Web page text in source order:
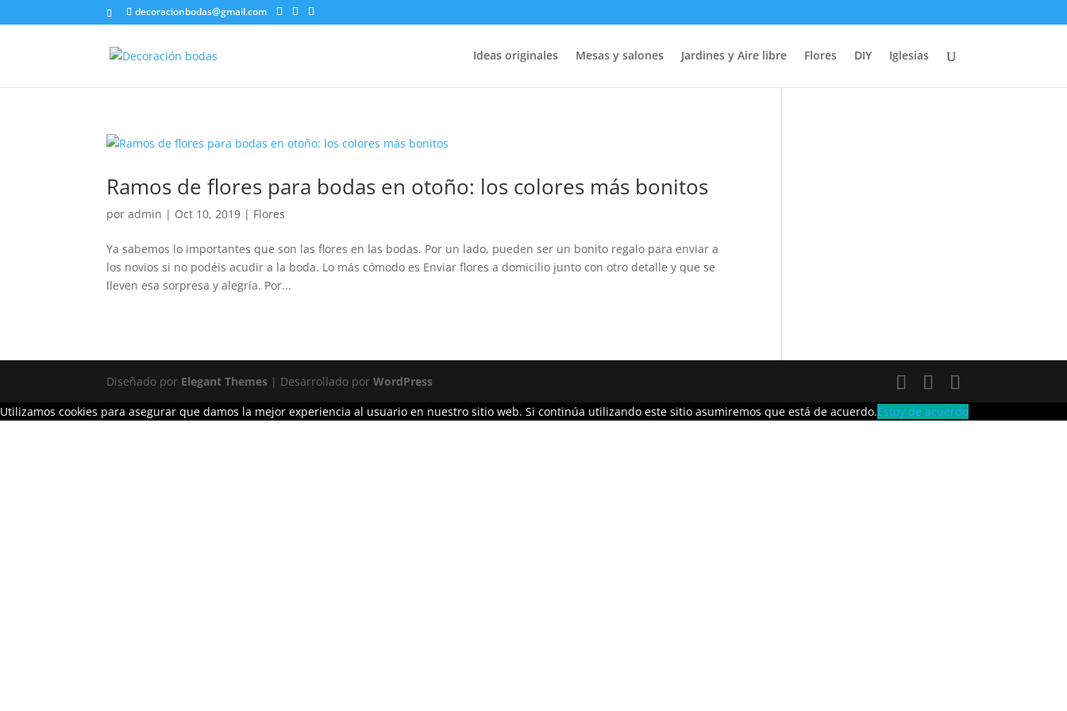
decoracionbodas@gmail.com
Ideas originales Mesas y salones Jardines y Aire libre Flores DIY Iglesias
Ramos de flores para bodas en otoño: los colores más bonitos
poradmin | Oct 10, 2019 | Flores
Ya sabemos lo importantes que son las flores en las bodas. Por un lado, pueden ser un bonito regalo para enviar a
los novios si no podéis acudir a la boda. Lo más cómodo es Enviar flores a domicilio junto con otro detalle y que se
lleven esa sorpresa y alegría. Por...
Diseñado por Elegant Themes | Desarrollado porWordPress
Utilizamos cookies para asegurar que damos la mejor experiencia al usuario en nuestro sitio web. Si continúa utilizando este sitio asumiremos que está de acuerdo.Estoy de acuerdo